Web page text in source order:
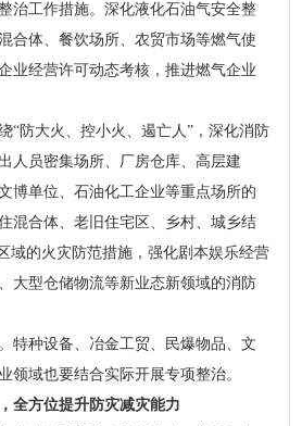
治工作措施。深化液化石油气安全整
合体、餐饮场所、农贸市场等燃气使
业经营许可动态考核，推进燃气企业
“防大火、控小火、遏亡人”，深化消防
人员密集场所、厂房仓库、高层建
博单位、石油化工企业等重点场所的
混合体、老旧住宅区、乡村、城乡结
域的火灾防范措施，强化剧本娱乐经营
大型仓储物流等新业态新领域的消防
特种设备、冶金工贸、民爆物品、文
领域也要结合实际开展专项整治。
全方位提升防灾减灾能力